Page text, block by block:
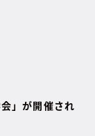
」が開催され